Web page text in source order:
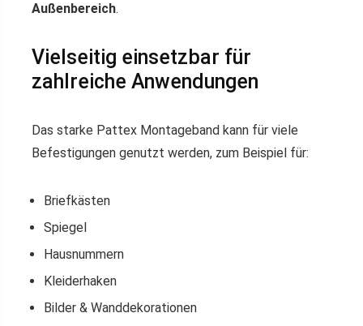
Außenbereich.
Vielseitig einsetzbar für
zahlreiche Anwendungen
Das starke Pattex Montageband kann für viele
Befestigungen genutzt werden, zum Beispiel für:
Briefkästen
Spiegel
Hausnummern
Kleiderhaken
Bilder & Wanddekorationen